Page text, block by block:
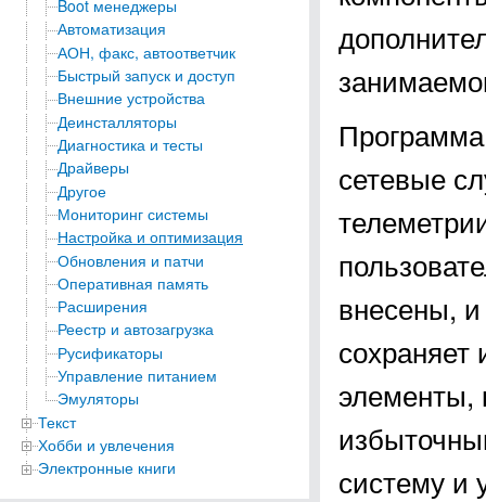
Boot менеджеры
Автоматизация
АОН, факс, автоответчик
Быстрый запуск и доступ
Внешние устройства
Деинсталляторы
Диагностика и тесты
Драйверы
Другое
Мониторинг системы
Настройка и оптимизация
Обновления и патчи
Оперативная память
Расширения
Реестр и автозагрузка
Русификаторы
Управление питанием
Эмуляторы
Текст
Хобби и увлечения
Электронные книги
сетевые
внесены,
сохраняет
элементы,
систему и